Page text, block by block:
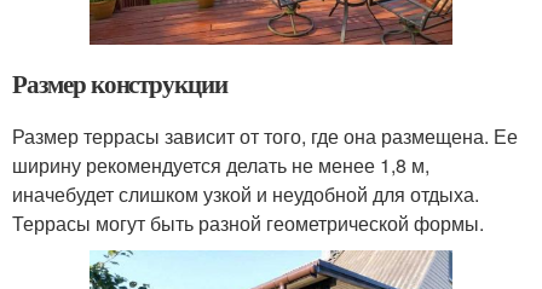
Размер конструкции
Размер террасы зависит от того, где она размещена. Ее
ширину рекомендуется делать не менее 1,8 м,
иначебудет слишком узкой и неудобной для отдыха.
Террасы могут быть разной геометрической формы.